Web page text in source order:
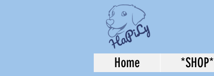
Home *SHOP*